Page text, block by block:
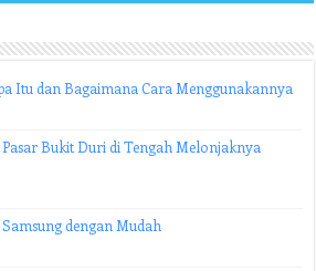
Itu dan Bagaimana Cara Menggunakannya
Pasar Bukit Duri di Tengah Melonjaknya
dengan Mudah